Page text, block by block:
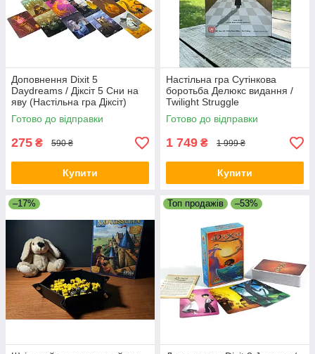
Доповнення Dixit 5
Daydreams / Діксіт 5 Сни на
яву (Настільна гра Діксіт)
Нове видання! УКР
Готово до відправки
275 ₴ 590 ₴
Купити
Настільна гра Сутінкова
боротьба Делюкс видання /
Twilight Struggle
Готово до відправки
1 749 ₴ 1 999 ₴
Купити
–17% Топ продажів –53%